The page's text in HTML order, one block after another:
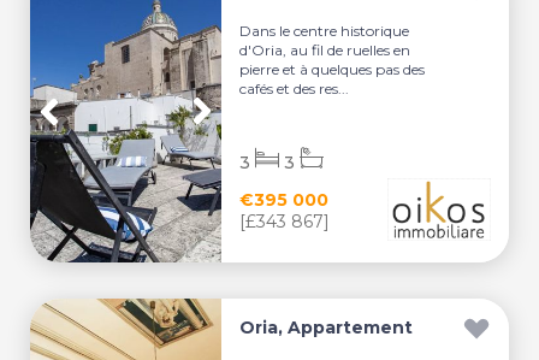
Dans le centre historique
d'Oria, au fil de ruelles en
pierre et à quelques pas des
cafés et des res...
€395 000
[£343 867]
3 3
Oria, Appartement